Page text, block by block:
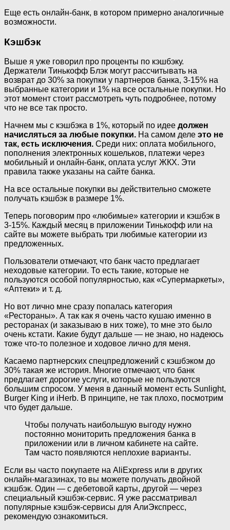
Еще есть онлайн-банк, в котором примерно аналогичные
возможности.
Кэшбэк
Выше я уже говорил про проценты по кэшбэку.
Держатели Тинькофф Блэк могут рассчитывать на
возврат до 30% за покупки у партнеров банка, 3-15% на
выбранные категории и 1% на все остальные покупки. Но
этот момент стоит рассмотреть чуть подробнее, потому
что не все так просто.
Начнем мы с кэшбэка в 1%, который по идее должен
начисляться за любые покупки. На самом деле это не
так, есть исключения. Среди них: оплата мобильного,
пополнения электронных кошельков, платежи через
мобильный и онлайн-банк, оплата услуг ЖКХ. Эти
правила также указаны на сайте банка.
На все остальные покупки вы действительно сможете
получать кэшбэк в размере 1%.
Теперь поговорим про «любимые» категории и кэшбэк в
3-15%. Каждый месяц в приложении Тинькофф или на
сайте вы можете выбрать три любимые категории из
предложенных.
Пользователи отмечают, что банк часто предлагает
неходовые категории. То есть такие, которые не
пользуются особой популярностью, как «Супермаркеты»,
«Аптеки» и т. д.
Но вот лично мне сразу попалась категория
«Рестораны». А так как я очень часто кушаю именно в
ресторанах (и заказываю в них тоже), то мне это было
очень кстати. Какие будут дальше — не знаю, но надеюсь
тоже что-то полезное и ходовое лично для меня.
Касаемо партнерских спецпредложений с кэшбэком до
30% такая же история. Многие отмечают, что банк
предлагает дорогие услуги, которые не пользуются
большим спросом. У меня в данный момент есть Sunlight,
Burger King и iHerb. В принципе, не так плохо, посмотрим
что будет дальше.
Чтобы получать наибольшую выгоду нужно
постоянно мониторить предложения банка в
приложении или в личном кабинете на сайте.
Там часто появляются неплохие варианты.
Если вы часто покупаете на AliExpress или в других
онлайн-магазинах, то вы можете получать двойной
кэшбэк. Один — с дебетовой карты, другой — через
специальный кэшбэк-сервис. Я уже рассматривал
популярные кэшбэк-сервисы для АлиЭкспресс,
рекомендую ознакомиться.